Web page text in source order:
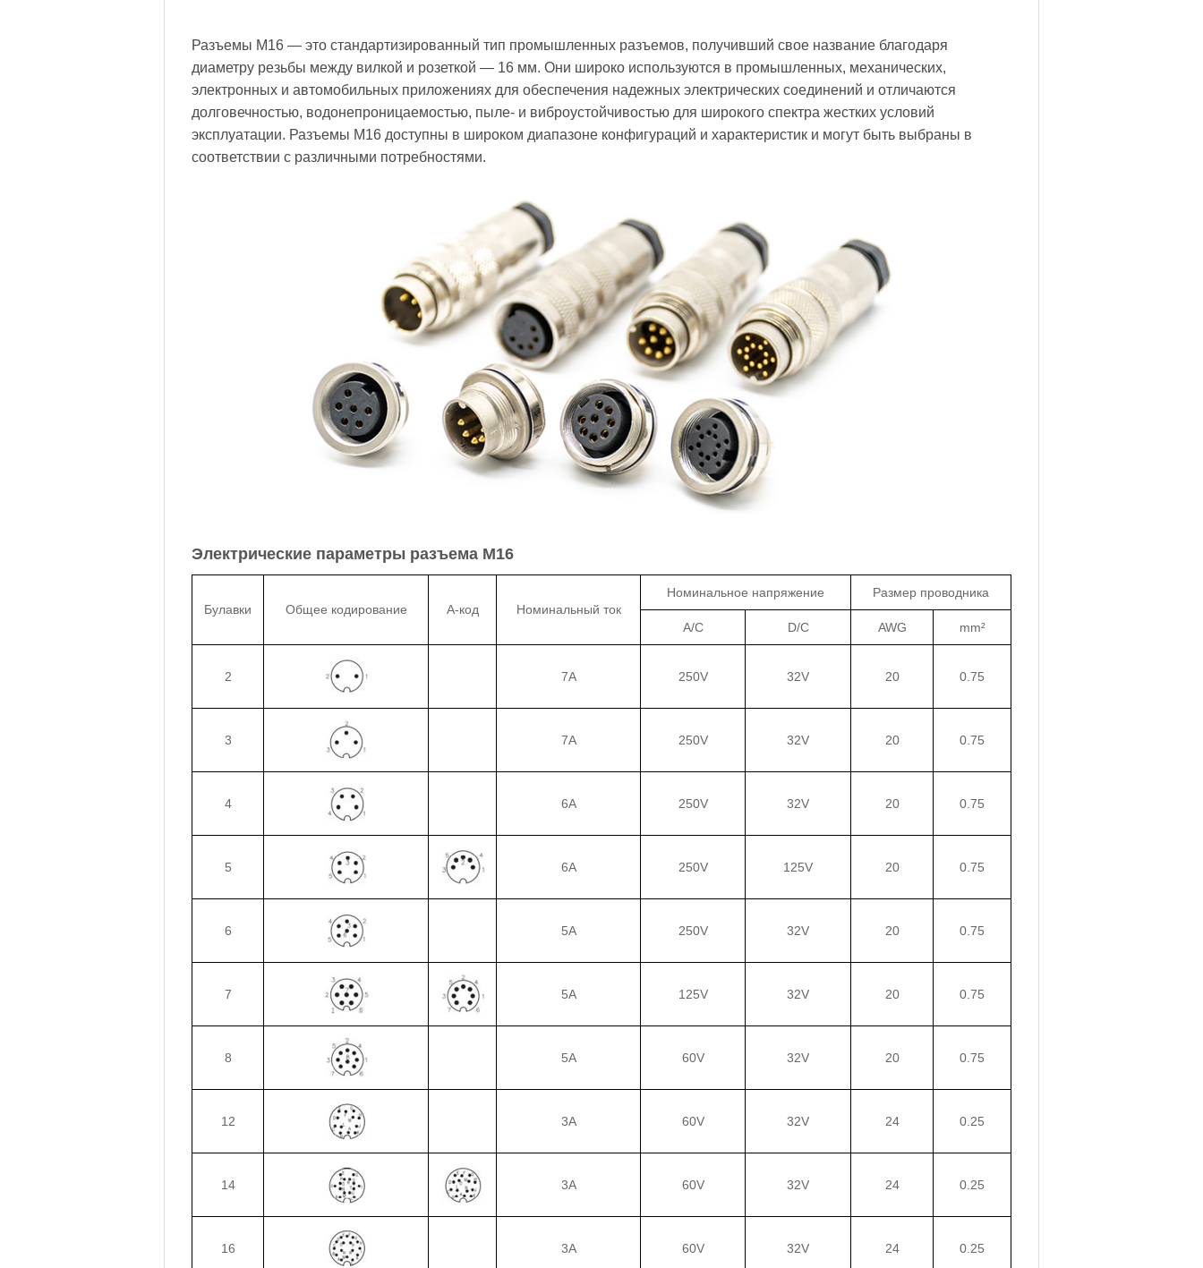
Разъемы M16 — это стандартизированный тип промышленных разъемов, получивший свое название благодаря
диаметру резьбы между вилкой и розеткой — 16 мм. Они широко используются в промышленных, механических,
электронных и автомобильных приложениях для обеспечения надежных электрических соединений и отличаются
долговечностью, водонепроницаемостью, пыле- и виброустойчивостью для широкого спектра жестких условий
эксплуатации. Разъемы M16 доступны в широком диапазоне конфигураций и характеристик и могут быть выбраны в
соответствии с различными потребностями.
Электрические параметры разъема M16
Булавки Общее кодирование А-код Номинальный ток
Номинальное напряжение Размер проводника
A/C D/C AWG mm²
2 7A 250V 32V 20 0.75
3 7A 250V 32V 20 0.75
4 6A 250V 32V 20 0.75
5 6A 250V 125V 20 0.75
6 5A 250V 32V 20 0.75
7 5A 125V 32V 20 0.75
8 5A 60V 32V 20 0.75
12 3A 60V 32V 24 0.25
14 3A 60V 32V 24 0.25
16 3A 60V 32V 24 0.25